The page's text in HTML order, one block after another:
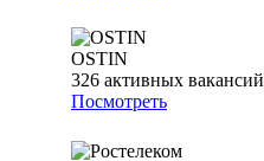
OSTIN
326 активных вакансий
Посмотреть